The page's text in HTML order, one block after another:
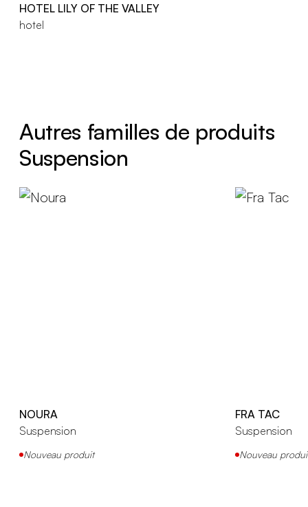
HOTEL LILY OF THE VALLEY
hotel
Autres familles de produits
Suspension
NOURA
Suspension
Nouveau produit
FRA TAC
Suspension
Nouveau